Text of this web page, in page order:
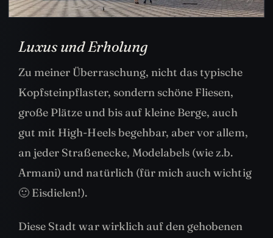
Luxus und Erholung
Zu meiner Überraschung, nicht das typische
Kopfsteinpflaster, sondern schöne Fliesen,
große Plätze und bis auf kleine Berge, auch
gut mit High-Heels begehbar, aber vor allem,
an jeder Straßenecke, Modelabels (wie z.b.
Armani) und natürlich (für mich auch wichtig
🙂 Eisdielen!).
Diese Stadt war wirklich auf den gehobenen